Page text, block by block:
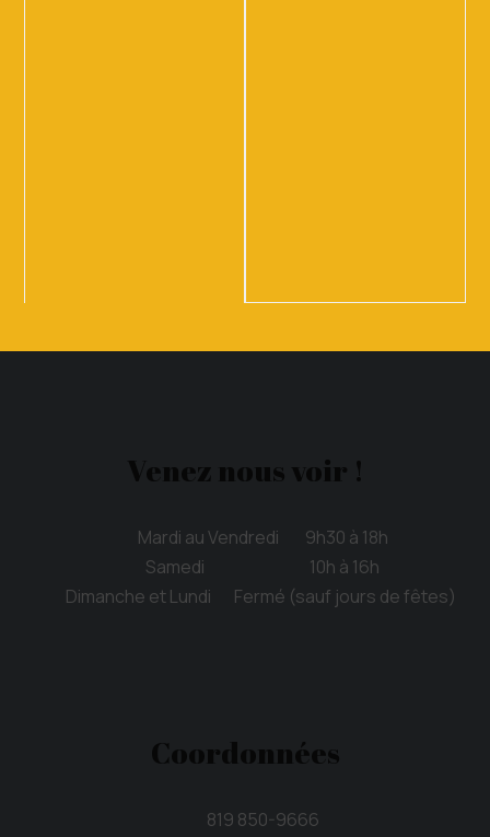
Venez nous voir !
Mardi au Vendredi 9h30 à 18h
Samedi 10h à 16h
Dimanche et Lundi Fermé (sauf jours de fêtes)
Coordonnées
819 850-9666